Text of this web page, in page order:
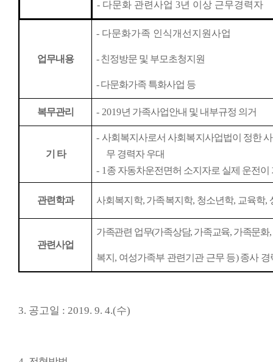
- 다문화 관련사업 3년 이상 근무경력자
업무내용
- 다문화가족 인식개선지원사업
- 친정방문 및 부모초청지원
- 다문화가족 특화사업 등
복무관리 - 2019년 가족사업안내 및 내부규정 의거
기 타
- 사회복지사로서 사회복지사업법이 정한
무 경력자 우대
- 1 종 자동차운전면허 소지자로 실제 운전이
관련학과 사회복지학, 가족복지학, 청소년학, 교육학,
관련사업
가족관련 업무(가족상담, 가족교육, 가족문화,
복지 , 여성가족부 관련기관 근무 등)종사 경
3. 공고일 : 2019. 9. 4.(수)